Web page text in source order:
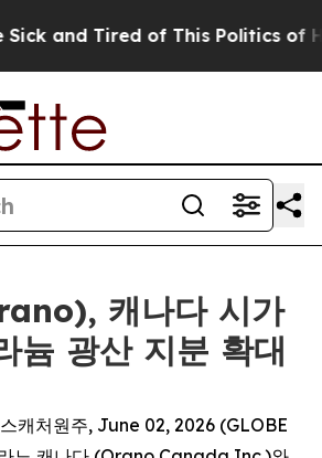
and Tired of This Politics of
캐나다 시가
늄 광산 지분 확대
캐처원주, June 02, 2026 (GLOBE